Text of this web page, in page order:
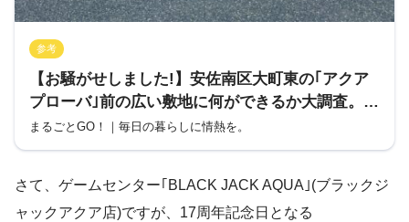
参考
【お騒がせしました!】安佐南区大町東の｢アクア
プローバ｣前の広い敷地に何ができるか大調査。併
設する｢ブラックジャックアクア｣はスタンプラリ
ー実施中。
まるごとGO！｜毎日の暮らしに情熱を。
さて、ゲームセンター｢BLACK JACK AQUA｣(ブラックジ
ャックアクア店)ですが、17周年記念日となる